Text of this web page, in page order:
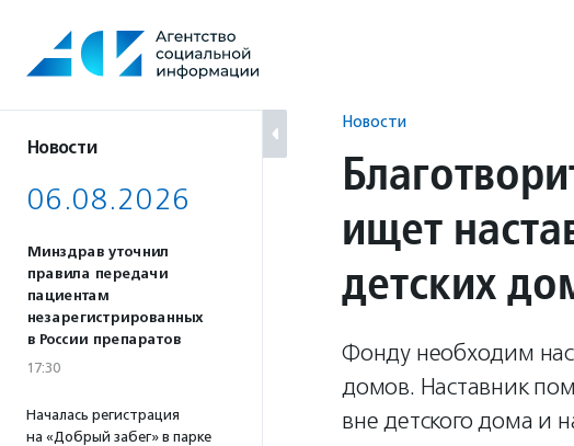
содержанию
Новости
06.08.2026
Минздрав уточнил
правила передачи
пациентам
незарегистрированных
в России препаратов
17:30
Началась регистрация
на «Добрый забег» в парке
Новости
ищет
детских
Фонду необходим
домов. Наставник
вне детского дома и